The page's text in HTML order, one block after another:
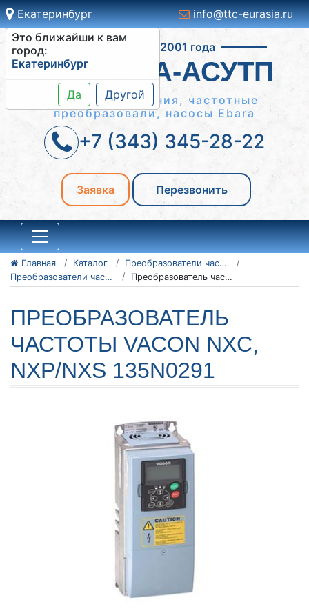
Екатеринбург
Это ближайши к вам
город:
Екатеринбург
Да Другой
info@ttc-eurasia.ru
Работаем с 2001 года
СИСТЕМА-АСУТП
Шкафы управления, частотные
преобразовали, насосы Ebara
+7 (343) 345-28-22
Заявка Перезвонить
Главная Каталог
Преобразователи частоты Vacon
Преобразователи частоты Vacon серии NXC, NXP/NXS
Преобразователь частоты Vacon NXC, NXP/NXS 135N0291
ПРЕОБРАЗОВАТЕЛЬ
ЧАСТОТЫ VACON NXC,
NXP/NXS 135N0291